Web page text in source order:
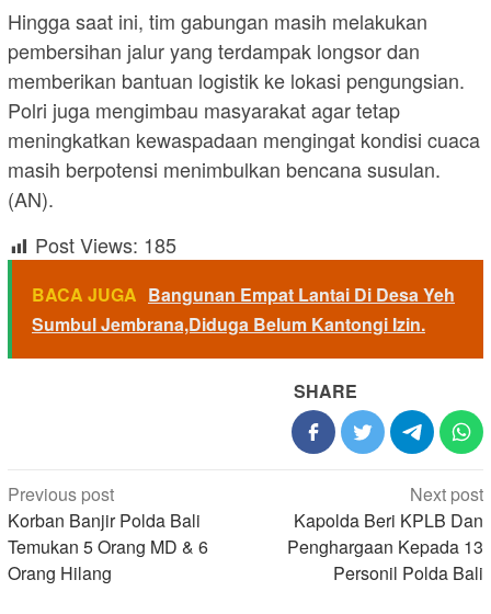
Hingga saat ini, tim gabungan masih melakukan
pembersihan jalur yang terdampak longsor dan
memberikan bantuan logistik ke lokasi pengungsian.
Polri juga mengimbau masyarakat agar tetap
meningkatkan kewaspadaan mengingat kondisi cuaca
masih berpotensi menimbulkan bencana susulan.
(AN).
Post Views: 185
BACA JUGA Bangunan Empat Lantai Di Desa Yeh
Sumbul Jembrana,Diduga Belum Kantongi Izin.
SHARE
Post
navigation
Previous post
Korban Banjir Polda Bali
Temukan 5 Orang MD & 6
Orang Hilang
Next post
Kapolda Beri KPLB Dan
Penghargaan Kepada 13
Personil Polda Bali